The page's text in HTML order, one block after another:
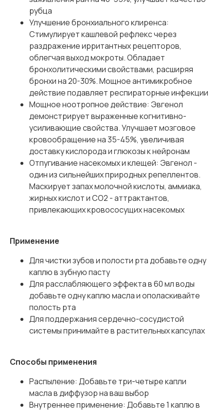
рубца
Улучшение бронхиального клиренса:
Стимулирует кашлевой рефлекс через
раздражение ирритантных рецепторов,
облегчая выход мокроты. Обладает
бронхолитическими свойствами, расширяя
бронхи на 20-30%. Мощное антимикробное
действие подавляет респираторные инфекции
Мощное ноотропное действие: Эвгенол
демонстрирует выраженные когнитивно-
усиливающие свойства. Улучшает мозговое
кровообращение на 35-45%, увеличивая
доставку кислорода и глюкозы к нейронам
Отпугивание насекомых и клещей: Эвгенол -
один из сильнейших природных репеллентов.
Маскирует запах молочной кислоты, аммиака,
жирных кислот и CO2 - аттрактантов,
привлекающих кровососущих насекомых
Применение
Для чистки зубов и полости рта добавьте одну
каплю в зубную пасту
Для расслабляющего эффекта в 60 мл воды
добавьте одну каплю масла и ополаскивайте
полость рта
Для поддержания сердечно-сосудистой
системы принимайте в растительных капсулах
Способы применения
Распыление: Добавьте три-четыре капли
масла в диффузор на ваш выбор
Внутреннее применение: Добавьте 1 каплю в